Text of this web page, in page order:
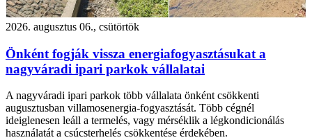
2026. augusztus 06., csütörtök
Önként fogják vissza energiafogyasztásukat a
nagyváradi ipari parkok vállalatai
A nagyváradi ipari parkok több vállalata önként csökkenti
augusztusban villamosenergia-fogyasztását. Több cégnél
ideiglenesen leáll a termelés, vagy mérséklik a légkondicionálás
használatát a csúcsterhelés csökkentése érdekében.